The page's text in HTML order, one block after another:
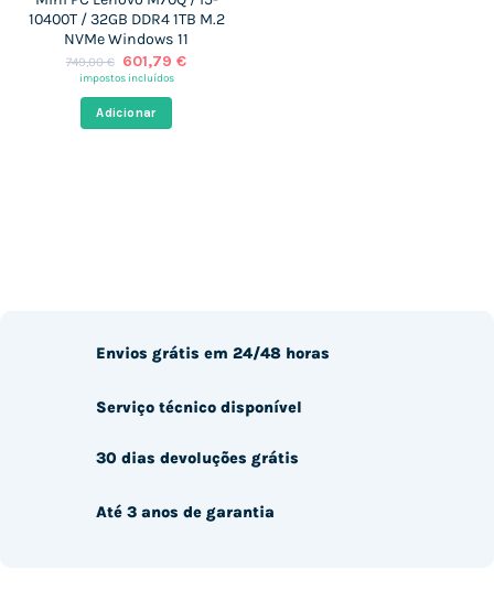
10400T / 32GB DDR4 1TB M.2
NVMe Windows 11
749,00€ O
preço
era:
749,00 €.
601,79€O
impostos incluídos
Adicionar
Envios grátis em 24/48 horas
Serviço técnico disponível
30 dias devoluções grátis
Até 3 anos de garantia